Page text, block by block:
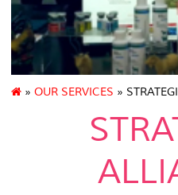
» OUR SERVICES »